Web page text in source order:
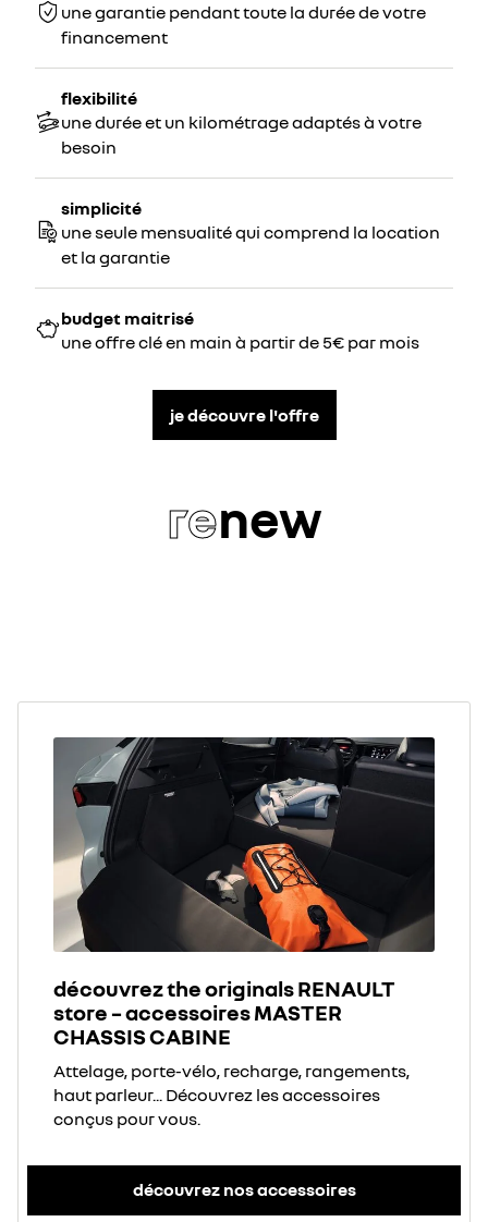
une garantie pendant toute la durée de votre
financement
flexibilité
une durée et un kilométrage adaptés à votre
besoin
simplicité
une seule mensualité qui comprend la location
et la garantie
budget maitrisé
une offre clé en main à partir de 5€ par mois
je découvre l'offre
renew
découvrez the originals RENAULT
store – accessoires MASTER
CHASSIS CABINE
Attelage, porte-vélo, recharge, rangements,
haut parleur... Découvrez les accessoires
conçus pour vous.
découvrez nos accessoires